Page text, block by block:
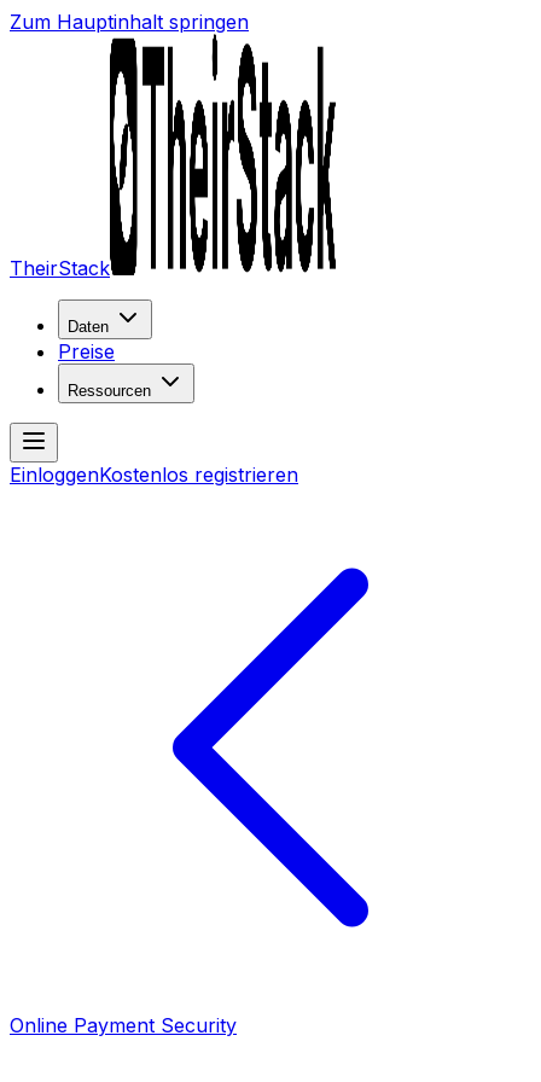
Zum Hauptinhalt springen
TheirStack
Daten
Preise
Ressourcen
EinloggenKostenlos registrieren
Online Payment Security